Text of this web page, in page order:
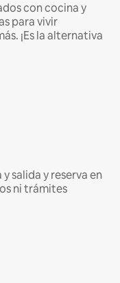
con cocina y
para vivir
¡Es la alternativa
salida y reserva en
ni trámites